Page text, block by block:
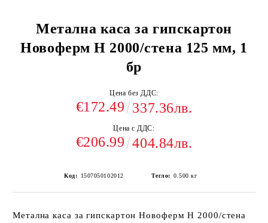
Метална каса за гипскартон
Новоферм Н 2000/стена 125 мм, 1
бр
Цена без ДДС:
€172.49 337.36лв.
Цена с ДДС:
€206.99 404.84лв.
Код: 1507050102012 Тегло: 0.500 кг
Метална каса за гипскартон Новоферм Н 2000/стена